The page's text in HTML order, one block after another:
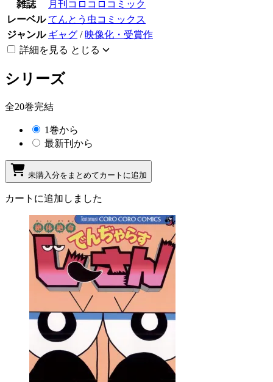
雑誌
月刊コロコロコミック
レーベル てんとう虫コミックス
ジャンル ギャグ / 映像化・受賞作
詳細を見る とじる
シリーズ
全20巻完結
1巻から
最新刊から
未購入分をまとめてカートに追加
カートに追加しました